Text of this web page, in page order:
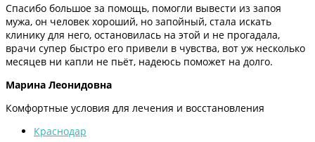
Спасибо большое за помощь, помогли вывести из запоя
мужа, он человек хороший, но запойный, стала искать
клинику для него, остановилась на этой и не прогадала,
врачи супер быстро его привели в чувства, вот уж несколько
месяцев ни капли не пьёт, надеюсь поможет на долго.
Марина Леонидовна
Комфортные условия для лечения и восстановления
Краснодар